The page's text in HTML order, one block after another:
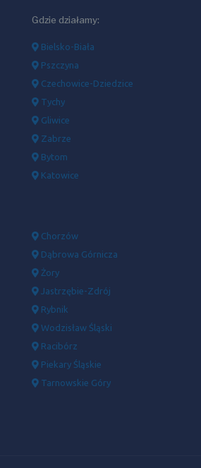
Gdzie działamy:
Bielsko-Biała
Pszczyna
Czechowice-Dziedzice
Tychy
Gliwice
Zabrze
Bytom
Katowice
Chorzów
Dąbrowa Górnicza
Żory
Jastrzębie-Zdrój
Rybnik
Wodzisław Śląski
Racibórz
Piekary Śląskie
Tarnowskie Góry